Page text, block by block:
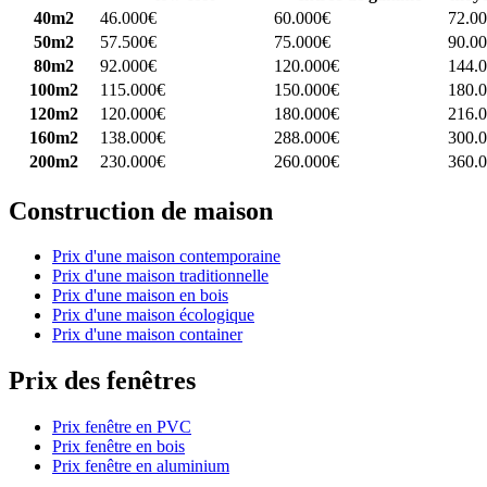
40m2
46.000€ 60.000€
50m2
57.500€ 75.000€
80m2
92.000€ 120.000€
100m2
115.000€ 150.000€
120m2
120.000€ 180.000€
160m2
138.000€ 288.000€
200m2
230.000€ 260.000€
Construction de maison
Prix d'une maison contemporaine
Prix d'une maison traditionnelle
Prix d'une maison en bois
Prix d'une maison écologique
Prix d'une maison container
Prix des fenêtres
Prix fenêtre en PVC
Prix fenêtre en bois
Prix fenêtre en aluminium